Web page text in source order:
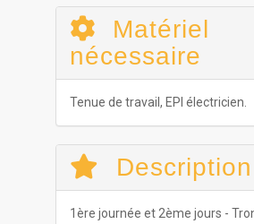
Matériel
nécessaire
Tenue de travail, EPI électricien.
Description
1ère journée et 2ème jours -